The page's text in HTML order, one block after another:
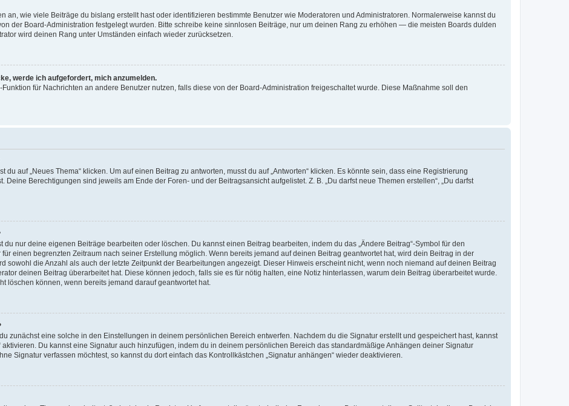
an, wie viele Beiträge du bislang erstellt hast oder identifizieren bestimmte Benutzer wie Moderatoren und Administratoren. Normalerweise kannst du
der Board-Administration festgelegt wurden. Bitte schreibe keine sinnlosen Beiträge, nur um deinen Rang zu erhöhen — die meisten Boards dulden
wird deinen Rang unter Umständen einfach wieder zurücksetzen.
werde ich aufgefordert, mich anzumelden.
für Nachrichten an andere Benutzer nutzen, falls diese von der Board-Administration freigeschaltet wurde. Diese Maßnahme soll den
du auf „Neues Thema“ klicken. Um auf einen Beitrag zu antworten, musst du auf „Antworten“ klicken. Es könnte sein, dass eine Registrierung
Berechtigungen sind jeweils am Ende der Foren- und der Beitragsansicht aufgelistet. Z. B. „Du darfst neue Themen erstellen“, „Du darfst
nur deine eigenen Beiträge bearbeiten oder löschen. Du kannst einen Beitrag bearbeiten, indem du das „Ändere Beitrag“-Symbol für den
einen begrenzten Zeitraum nach seiner Erstellung möglich. Wenn bereits jemand auf deinen Beitrag geantwortet hat, wird dein Beitrag in der
sowohl die Anzahl als auch der letzte Zeitpunkt der Bearbeitungen angezeigt. Dieser Hinweis erscheint nicht, wenn noch niemand auf deinen Beitrag
deinen Beitrag überarbeitet hat. Diese können jedoch, falls sie es für nötig halten, eine Notiz hinterlassen, warum dein Beitrag überarbeitet wurde.
löschen können, wenn bereits jemand darauf geantwortet hat.
zunächst eine solche in den Einstellungen in deinem persönlichen Bereich entwerfen. Nachdem du die Signatur erstellt und gespeichert hast, kannst
Du kannst eine Signatur auch hinzufügen, indem du in deinem persönlichen Bereich das standardmäßige Anhängen deiner Signatur
Signatur verfassen möchtest, so kannst du dort einfach das Kontrollkästchen „Signatur anhängen“ wieder deaktivieren.